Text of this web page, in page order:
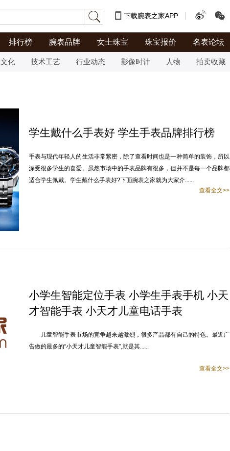
下载腕表之家APP
排行榜 腕表品牌 女士珠宝 珠宝报价 名表论坛
文化 技术工艺 行业动态 影像时计 人物 拍卖收藏
学生戴什么手表好 学生手表品牌排行榜
手表与现代年轻人的生活非常紧密，除了查看时间也是一种简单的装饰，所以
深受很多学生的喜爱。虽然市场中的手表品牌有很多，但并不是每一个品牌都
适合学生佩戴。学生戴什么手表好?下面腕表之家就为大家介......
查看全文>>
小学生智能定位手表 小学生手表手机 小天
才智能手表 小天才儿童电话手表
儿童智能手表市场的竞争越来越激烈，很多产品都有自己的特色。最近广
告做的最多的“小天才儿童智能手表”,就是其......
查看全文>>